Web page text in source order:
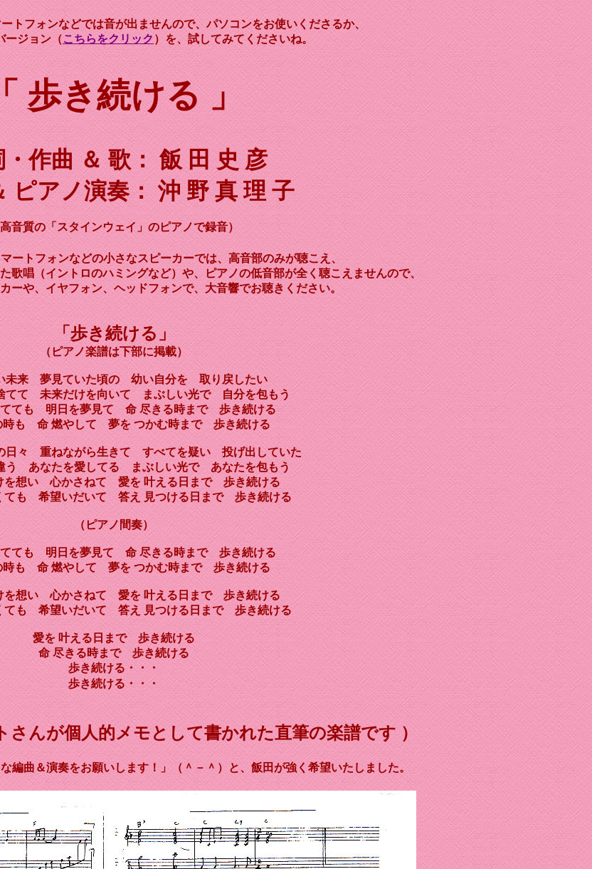
トフォンなどでは音が出ませんので、パソコンをお使いくださるか、
ージョン（こちらをクリック）を、試してみてくださいね。
歩き続ける 」
作曲 ＆ 歌： 飯 田 史 彦
ピアノ演奏： 沖 野 真 理 子
音質の「スタインウェイ」のピアノで録音）
ートフォンなどの小さなスピーカーでは、高音部のみが聴こえ、
歌唱（イントロのハミングなど）や、ピアノの低音部が全く聴こえませんので、
ーや、イヤフォン、ヘッドフォンで、大音響でお聴きください。
「歩き続ける」
（ピアノ楽譜は下部に掲載）
未来 夢見ていた頃の 幼い自分を 取り戻したい
てて 未来だけを向いて まぶしい光で 自分を包もう
てても 明日を夢見て 命 尽きる時まで 歩き続ける
時も 命 燃やして 夢を つかむ時まで 歩き続ける
日々 重ねながら生きて すべてを疑い 投げ出していた
う あなたを愛してる まぶしい光で あなたを包もう
を想い 心かさねて 愛を 叶える日まで 歩き続ける
ても 希望いだいて 答え 見つける日まで 歩き続ける
（ピアノ間奏）
てても 明日を夢見て 命 尽きる時まで 歩き続ける
時も 命 燃やして 夢を つかむ時まで 歩き続ける
を想い 心かさねて 愛を 叶える日まで 歩き続ける
ても 希望いだいて 答え 見つける日まで 歩き続ける
愛を 叶える日まで 歩き続ける
命 尽きる時まで 歩き続ける
歩き続ける・・・
歩き続ける・・・
さんが個人的メモとして書かれた直筆の楽譜です ）
編曲＆演奏をお願いします！」（＾－＾）と、飯田が強く希望いたしました。